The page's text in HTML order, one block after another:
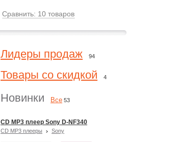
Лидеры продаж 94
Товары со скидкой 4
Новинки Все 53
CD MP3 плеер Sony D-NF340
CD MP3 плееры Sony
Cравнить: 10 товаров